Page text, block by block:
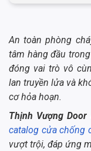
An toàn phòng
tâm hàng đầu
đóng vai trò vô
lan truyền lửa và
cơ hỏa hoạn.
Thịnh Vượng Door
catalog cửa chống
vượt trội, đáp ứng